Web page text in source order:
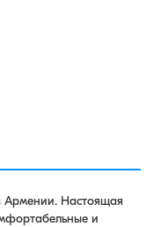
Армении. Настоящая
и